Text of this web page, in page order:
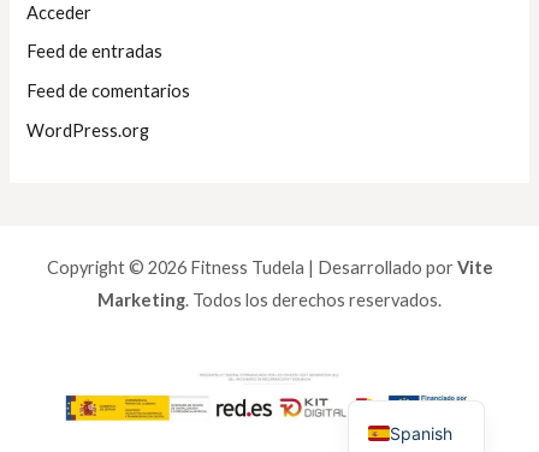
Acceder
Feed de entradas
Feed de comentarios
WordPress.org
Copyright © 2026 Fitness Tudela | Desarrollado porVite
Marketing. Todos los derechos reservados.
Spanish